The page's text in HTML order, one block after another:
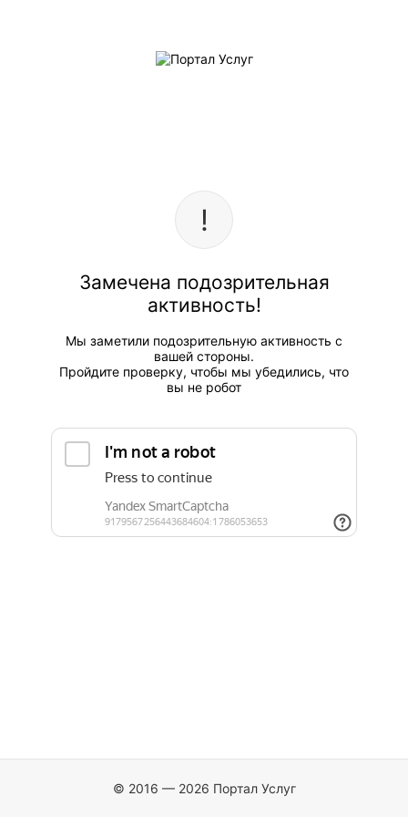
Замечена подозрительная
активность!
Мы заметили подозрительную активность с
вашей стороны.
Пройдите проверку, чтобы мы убедились, что
вы не робот
© 2016 — 2026 Портал Услуг